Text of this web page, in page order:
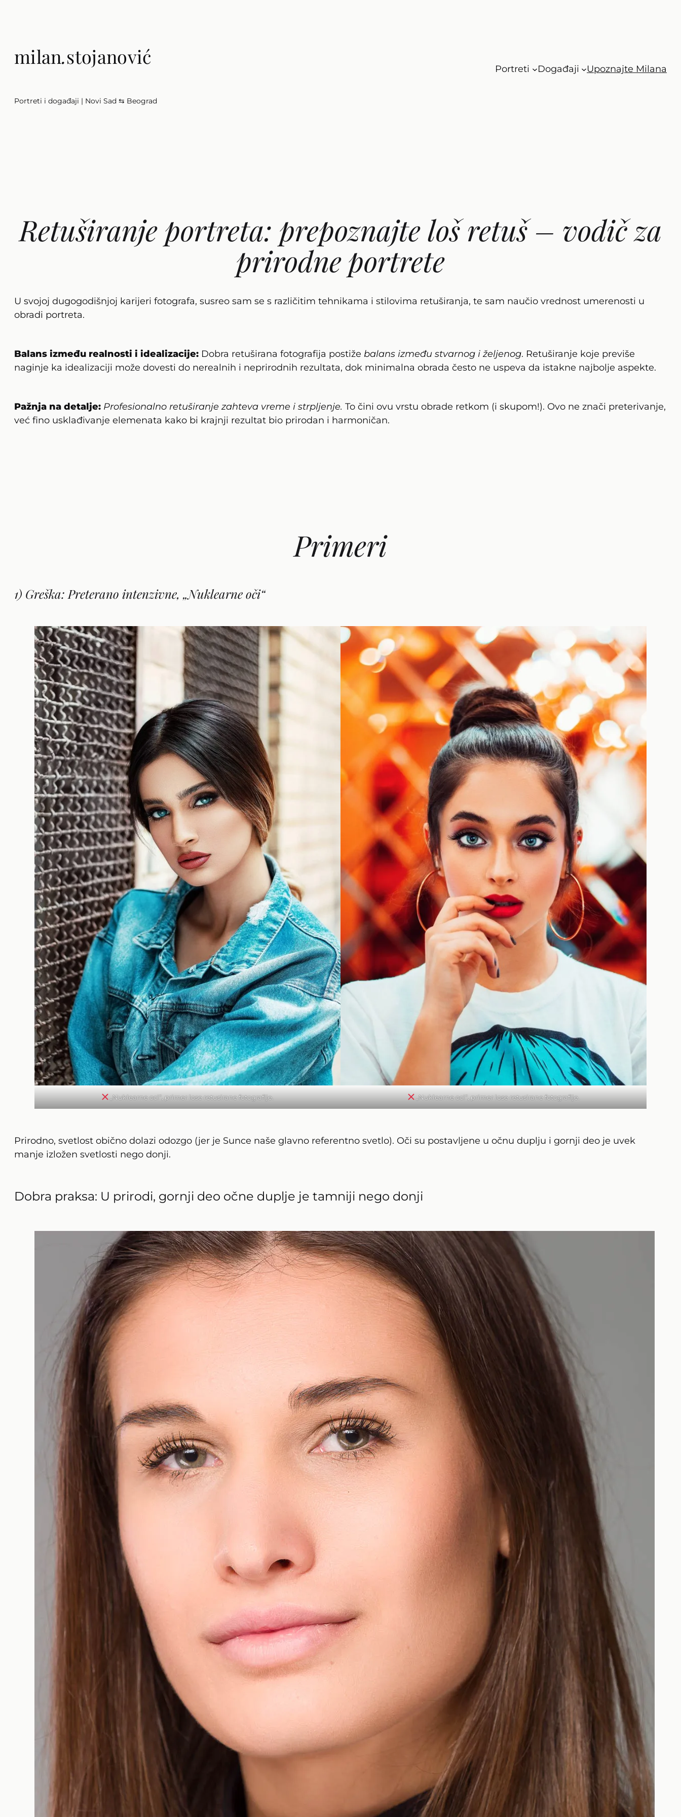
milan.stojanović
Portreti i događaji | Novi Sad ⇆ Beograd
Portreti Događaji Upoznajte Milana
Retuširanje portreta: prepoznajte loš retuš – vodič za
prirodne portrete
U svojoj dugogodišnjoj karijeri fotografa, susreo sam se s različitim tehnikama i stilovima retuširanja, te sam naučio vrednost umerenosti u
obradi portreta.
Balans između realnosti i idealizacije: Dobra retuširana fotografija postiže balans između stvarnog i željenog. Retuširanje koje previše
naginje ka idealizaciji može dovesti do nerealnih i neprirodnih rezultata, dok minimalna obrada često ne uspeva da istakne najbolje aspekte.
Pažnja na detalje: Profesionalno retuširanje zahteva vreme i strpljenje. To čini ovu vrstu obrade retkom (i skupom!). Ovo ne znači preterivanje,
već fino usklađivanje elemenata kako bi krajnji rezultat bio prirodan i harmoničan.
Primeri
1) Greška: Preterano intenzivne, „Nuklearne oči“
„Nuklearne oci“, primer lose retusirane fotografije. „Nuklearne oci“, primer lose retusirane fotografije.
Prirodno, svetlost obično dolazi odozgo (jer je Sunce naše glavno referentno svetlo). Oči su postavljene u očnu duplju i gornji deo je uvek
manje izložen svetlosti nego donji.
Dobra praksa: U prirodi, gornji deo očne duplje je tamniji nego donji